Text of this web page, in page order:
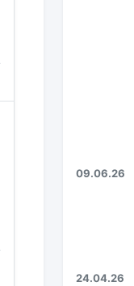
09.06.26
24.04.26